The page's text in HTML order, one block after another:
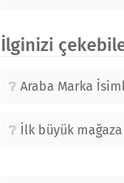
İlginizi
Araba Marka
İlk büyük mağaza